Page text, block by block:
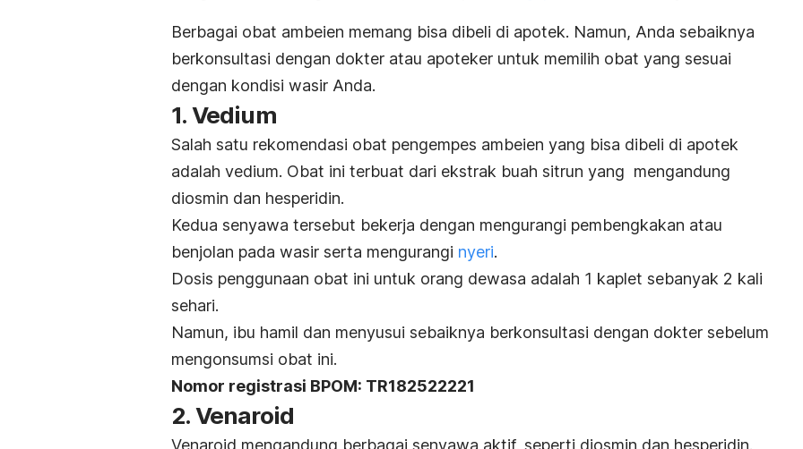
Berbagai obat ambeien memang bisa dibeli di apotek. Namun, Anda sebaiknya
berkonsultasi dengan dokter atau apoteker untuk memilih obat yang sesuai
dengan kondisi wasir Anda.
1. Vedium
Salah satu rekomendasi obat pengempes ambeien yang bisa dibeli di apotek
adalah vedium. Obat ini terbuat dari ekstrak buah sitrun yang mengandung
diosmin dan hesperidin.
Kedua senyawa tersebut bekerja dengan mengurangi pembengkakan atau
benjolan pada wasir serta mengurangi nyeri.
Dosis penggunaan obat ini untuk orang dewasa adalah 1 kaplet sebanyak 2 kali
sehari.
Namun, ibu hamil dan menyusui sebaiknya berkonsultasi dengan dokter sebelum
mengonsumsi obat ini.
Nomor registrasi BPOM: TR182522221
2. Venaroid
Venaroid mengandung berbagai senyawa aktif, seperti diosmin dan hesperidin.